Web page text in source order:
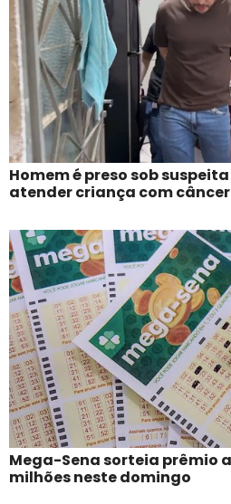
Homem é preso sob
atender criança com câncer
Mega-Sena sorteia prêmio
milhões neste domingo